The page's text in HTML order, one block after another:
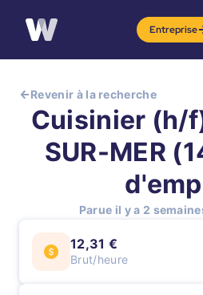
Entreprise
Revenir à la recherche
Cuisinier (h/
SUR-MER
Parue il y a 2
12,31 €
Brut/heure